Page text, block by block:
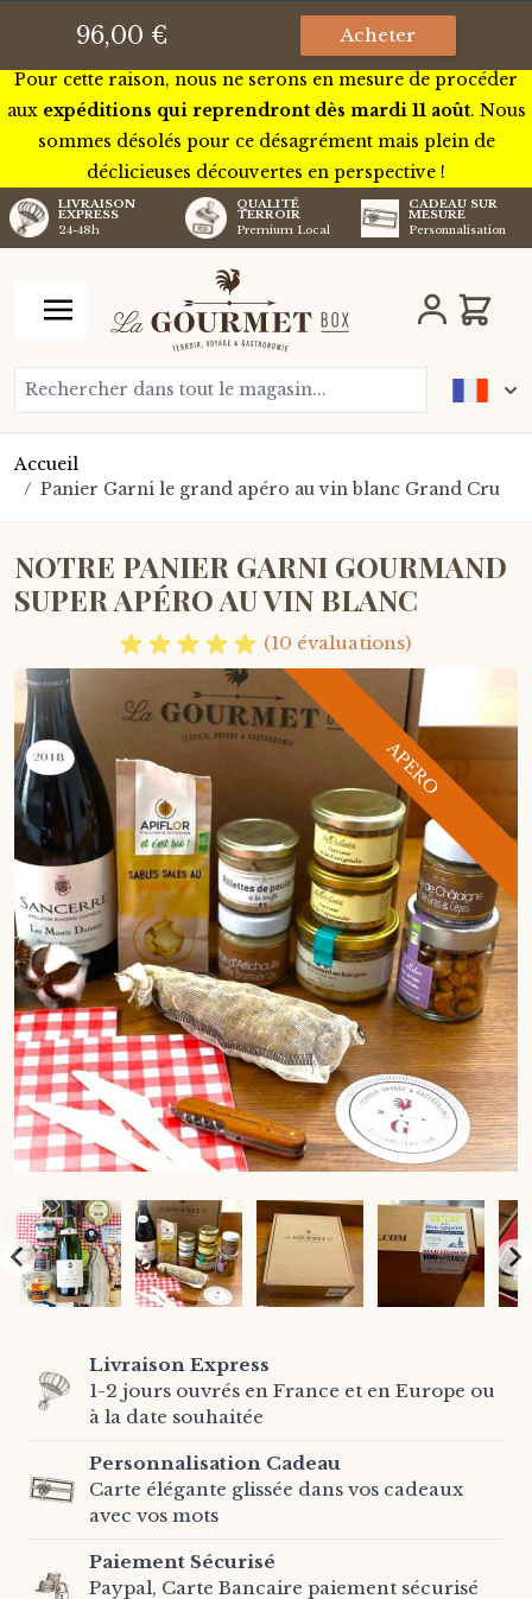
Nous serons pour quelques jours en tournée à travers la
France pour rencontrer certains de nos futurs artisans.
Pour cette raison, nous ne serons en mesure de procéder
aux expéditions qui reprendront dès mardi 11 août. Nous
sommes désolés pour ce désagrément mais plein de
déclicieuses découvertes en perspective !
LIVRAISON
EXPRESS
24-48h
QUALITÉ
TERROIR
Premium Local
CADEAU SUR
MESURE
Personnalisation
Rechercher dans tout le magasin...
Chariot
Accueil
/ Panier Garni le grand apéro au vin blanc Grand Cru
NOTRE PANIER GARNI GOURMAND
SUPER APÉRO AU VIN BLANC
APERO
(10 évaluations)
96,00 € Acheter
Livraison Express
1-2 jours ouvrés en France et en Europe ou
à la date souhaitée
Personnalisation Cadeau
Carte élégante glissée dans vos cadeaux
avec vos mots
Paiement Sécurisé
Paypal, Carte Bancaire paiement sécurisé